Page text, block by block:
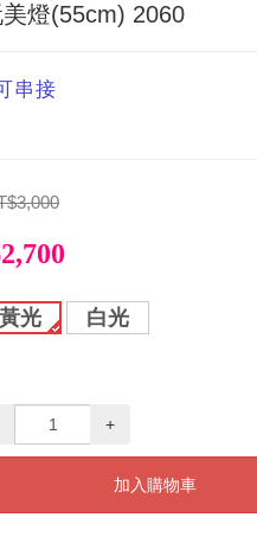
燈(55cm) 2060
串接
黃光 白光
+
加入購物車